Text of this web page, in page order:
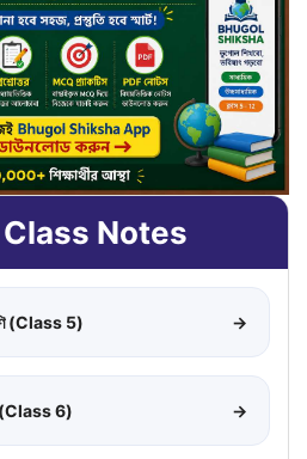
Class Notes
(Class 5) →
(Class 6) →